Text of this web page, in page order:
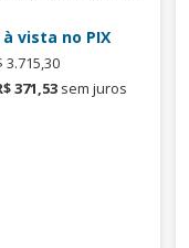
vista no PIX
3.715,30
371,53sem juros